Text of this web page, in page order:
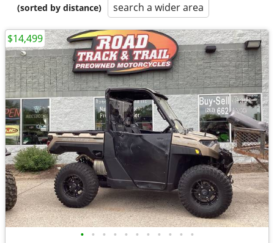
(sorted by distance)
search a wider area
• • • • • • • • • • •
$14,499